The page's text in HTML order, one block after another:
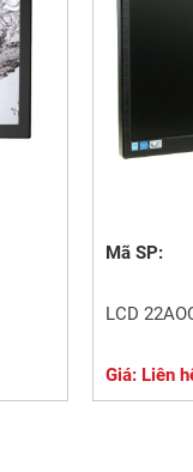
Mã SP:
LCD
Giá: Liên